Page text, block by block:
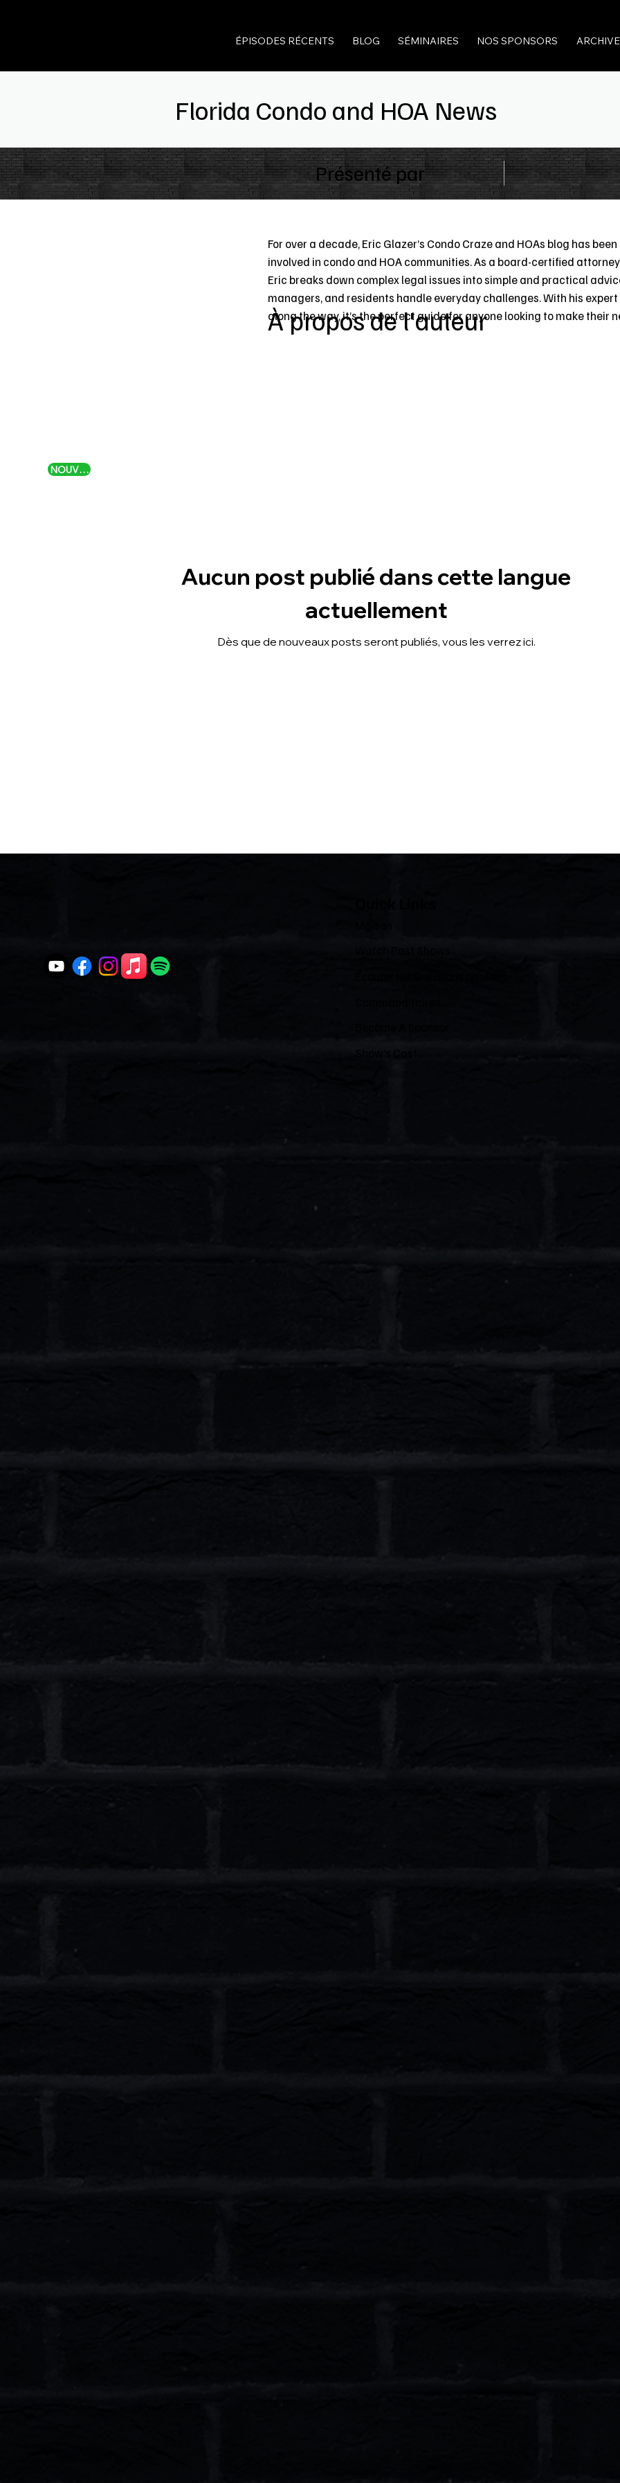
ÉPISODES RÉCENTS BLOG SÉMINAIRES NOS SPONSORS ARCHIVE
Florida Condo and HOA News
À propos de l'auteur
For over a decade, Eric Glazer’s Condo Craze and HOAs blog has
involved in condo and HOA communities. As a board-certified
Eric breaks down complex legal issues into simple and practical
managers, and residents handle everyday challenges. With his
along the way, it’s the perfect guide for anyone looking to make their
Aucun post publié dans cette langue
actuellement
Dès que de nouveaux posts seront publiés, vous les verrez ici.
NOUVEAU
Présenté par